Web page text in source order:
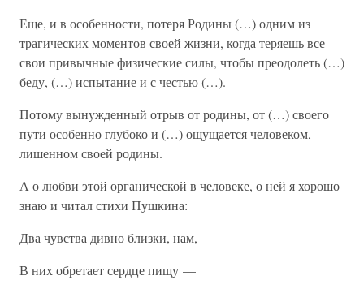
Еще, и в особенности, потеря Родины (…) одним из
трагических моментов своей жизни, когда теряешь все
свои привычные физические силы, чтобы преодолеть (…)
беду, (…) испытание и с честью (…).
Потому вынужденный отрыв от родины, от (…) своего
пути особенно глубоко и (…) ощущается человеком,
лишенном своей родины.
А о любви этой органической в человеке, о ней я хорошо
знаю и читал стихи Пушкина:
Два чувства дивно близки, нам,
В них обретает сердце пищу —